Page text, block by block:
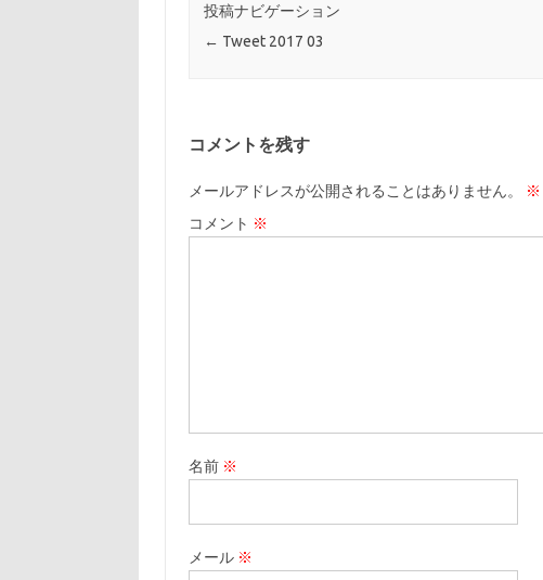
投稿ナビゲーション
← Tweet 2017 03
コメントを残す
メールアドレスが公開されることはありません。 ※
コメント ※
名前 ※
メール ※